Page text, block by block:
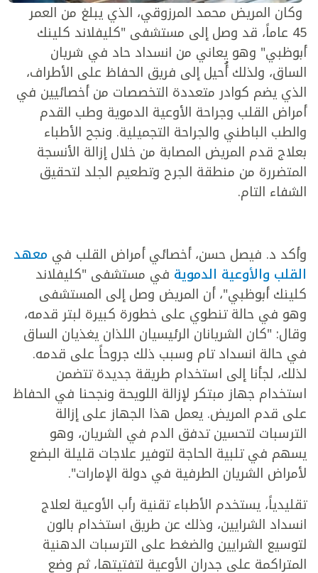
وكان المريض محمد المرزوقي، الذي يبلغ من العمر
45 عاماً، قد وصل إلى مستشفى "كليفلاند كلينك
أبوظبي" وهو يعاني من انسداد حاد في شريان
الساق، ولذلك أُحيل إلى فريق الحفاظ على الأطراف،
الذي يضم كوادر متعددة التخصصات من أخصائيين في
أمراض القلب وجراحة الأوعية الدموية وطب القدم
والطب الباطني والجراحة التجميلية. ونجح الأطباء
بعلاج قدم المريض المصابة من خلال إزالة الأنسجة
المتضررة من منطقة الجرح وتطعيم الجلد لتحقيق
الشفاء التام.
وأكد د. فيصل حسن، أخصائي أمراض القلب في معهد
القلب والأوعية الدموية في مستشفى "كليفلاند
كلينك أبوظبي"، أن المريض وصل إلى المستشفى
وهو في حالة تنطوي على خطورة كبيرة لبتر قدمه،
وقال: "كان الشريانان الرئيسيان اللذان يغذيان الساق
في حالة انسداد تام وسبب ذلك جروحاً على قدمه.
لذلك، لجأنا إلى استخدام طريقة جديدة تتضمن
استخدام جهاز مبتكر لإزالة اللويحة ونجحنا في الحفاظ
على قدم المريض. يعمل هذا الجهاز على إزالة
الترسبات لتحسين تدفق الدم في الشريان، وهو
يسهم في تلبية الحاجة لتوفير علاجات قليلة البضع
لأمراض الشريان الطرفية في دولة الإمارات".
تقليدياً، يستخدم الأطباء تقنية رأب الأوعية لعلاج
انسداد الشرايين، وذلك عن طريق استخدام بالون
لتوسيع الشرايين والضغط على الترسبات الدهنية
المتراكمة على جدران الأوعية لتفتيتها، ثم وضع